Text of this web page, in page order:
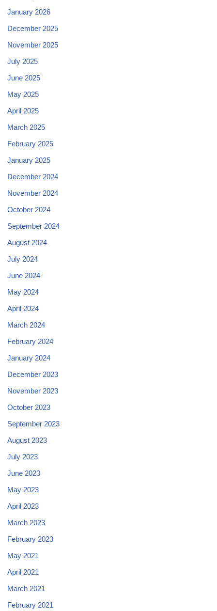
January 2026
December 2025
November 2025
July 2025
June 2025
May 2025
April 2025
March 2025
February 2025
January 2025
December 2024
November 2024
October 2024
September 2024
August 2024
July 2024
June 2024
May 2024
April 2024
March 2024
February 2024
January 2024
December 2023
November 2023
October 2023
September 2023
August 2023
July 2023
June 2023
May 2023
April 2023
March 2023
February 2023
May 2021
April 2021
March 2021
February 2021